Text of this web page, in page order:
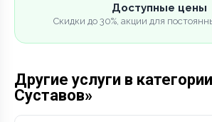
Доступные цены
Скидки до 30%, акции для
Другие услуги в
Суставов»